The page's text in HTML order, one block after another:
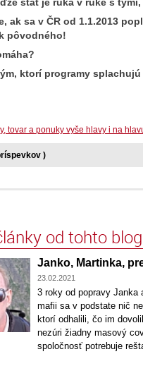
ak sa v ČR od 1.1.2013
pôvodného!
ktorí programy splachujú
tovar a ponuky vyše hlavy i na
)
od tohto
Janko, Martinka,
23.02.2021
3 roky od popravy Janka
mafii sa v podstate nič
ktorí odhalili, čo im
nezúri žiadny masový
spoločnosť potrebuje